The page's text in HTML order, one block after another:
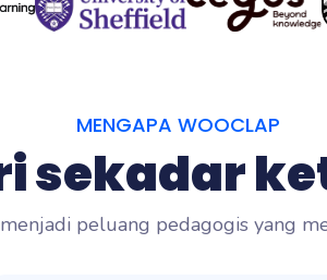
MENGAPA WOOCLAP
sekadar
peluang pedagogis yang